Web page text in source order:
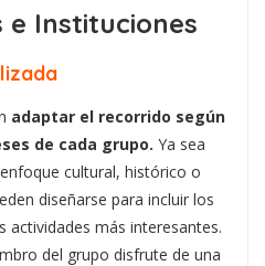
e Instituciones
adaptar el recorrido según
de cada grupo. Ya sea
cultural, histórico o
diseñarse para incluir los
actividades más interesantes.
del grupo disfrute de una